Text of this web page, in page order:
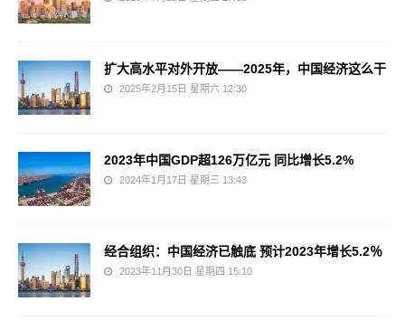
扩大高水平对外开放——2025年，中国经济这么干
2025年2月15日 星期六 12:30
2023年中国GDP超126万亿元 同比增长5.2%
2024年1月17日 星期三 13:43
经合组织：中国经济已触底 预计2023年增长5.2％
2023年11月30日 星期四 15:10